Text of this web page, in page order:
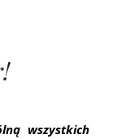
wszystkich